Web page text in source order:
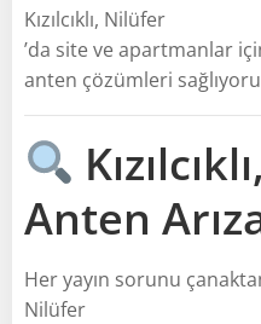
Kızılcıklı, Nilüfer
’da site ve apartmanlar
anten çözümleri
Anten
Her yayın sorunu
Nilüfer